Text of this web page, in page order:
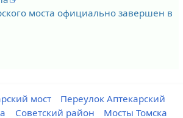
моста официально завершен в
мост
Переулок Аптекарский
Советский район Мосты Томска